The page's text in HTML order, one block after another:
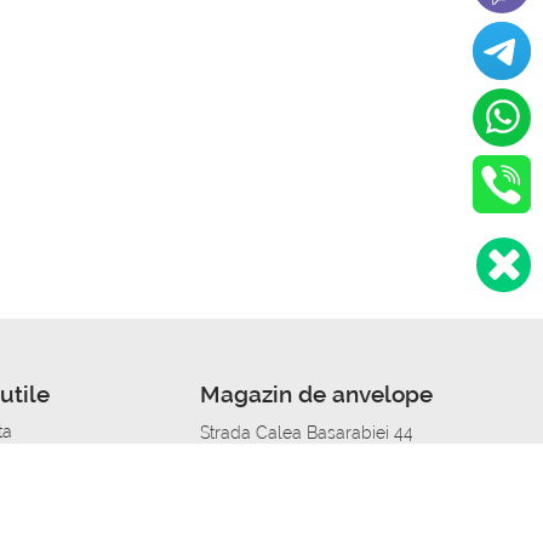
Magazin de anvelope
Strada Calea Basarabiei 44